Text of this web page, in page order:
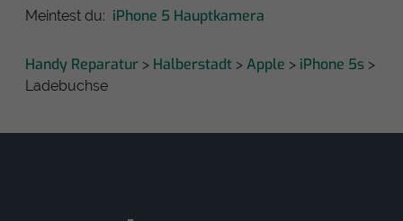
Meintest du: iPhone 5 Hauptkamera
Handy Reparatur > Halberstadt > Apple > iPhone 5s >
Ladebuchse